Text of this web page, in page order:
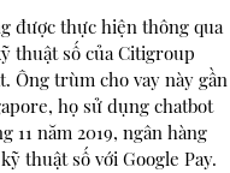
được thực hiện thông qua
thuật số của Citigroup
Ông trùm cho vay này gần
họ sử dụng chatbot
11 năm 2019, ngân hàng
thuật số với Google Pay.